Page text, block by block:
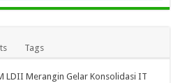
Tags
LDII Merangin Gelar Konsolidasi IT